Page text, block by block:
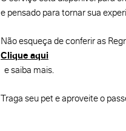
e pensado para tornar sua
Não esqueça de conferir as
Clique aqui
e saiba mais.
Traga seu pet e aproveite o